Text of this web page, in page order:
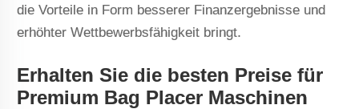
die Vorteile in Form besserer Finanzergebnisse und
erhöhter Wettbewerbsfähigkeit bringt.
Erhalten Sie die besten Preise für
Premium Bag Placer Maschinen